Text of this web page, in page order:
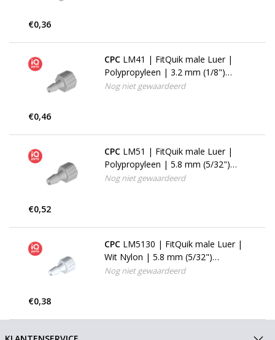
€0,36
CPC LM41 | FitQuik male Luer |
Polypropyleen | 3.2 mm (1/8")
Slangpilaar
Nog niet gewaardeerd
€0,46
CPC LM51 | FitQuik male Luer |
Polypropyleen | 5.8 mm (5/32")
Slangpilaar
Nog niet gewaardeerd
€0,52
CPC LM5130 | FitQuik male Luer |
Wit Nylon | 5.8 mm (5/32")
Slangpilaar
Nog niet gewaardeerd
€0,38